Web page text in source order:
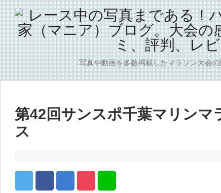
写真や動画を多数掲載したマラソン大会
第42回サンスポ千葉マリンマ
ス